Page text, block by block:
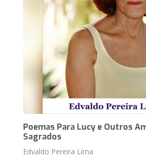
Poemas Para Lucy e Outros
Sagrados
Edvaldo Pereira Lima